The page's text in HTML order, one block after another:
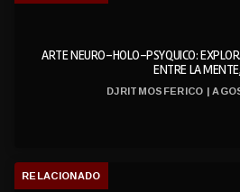
ARTE NEURO-HOLO-PSYQUICO:
ENTRE LA
DJRITMOSFERICO |
RELACIONADO